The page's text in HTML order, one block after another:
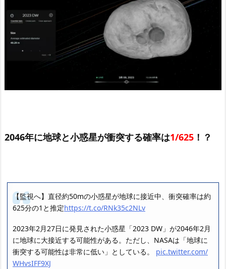
2046年に地球と小惑星が衝突する確率は1/625 ！？
【監視へ】直径約50mの小惑星が地球に接近中、衝突確率は約
625分の1と推定https://t.co/RNk35c2NLv
2023年2月27日に発見された小惑星「2023 DW」が2046年2月
に地球に大接近する可能性がある。ただし、NASAは「地球に
衝突する可能性は非常に低い」としている。 pic.twitter.com/
WHvsIFF9XJ